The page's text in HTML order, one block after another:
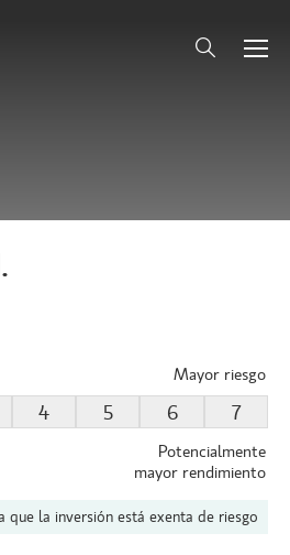
4 5 6 7
Mayor riesgo
Potencialmente
mayor rendimiento
que la inversión está exenta de riesgo